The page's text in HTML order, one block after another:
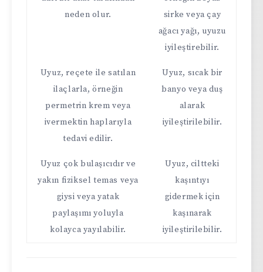
neden olur.
sirke veya çay
ağacı yağı, uyuzu
iyileştirebilir.
Uyuz, reçete ile satılan
ilaçlarla, örneğin
permetrin krem veya
ivermektin haplarıyla
tedavi edilir.
Uyuz, sıcak bir
banyo veya duş
alarak
iyileştirilebilir.
Uyuz çok bulaşıcıdır ve
yakın fiziksel temas veya
giysi veya yatak
paylaşımı yoluyla
kolayca yayılabilir.
Uyuz, ciltteki
kaşıntıyı
gidermek için
kaşınarak
iyileştirilebilir.